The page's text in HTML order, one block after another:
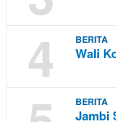
4 BERITA
Wali
BERITA
Jambi